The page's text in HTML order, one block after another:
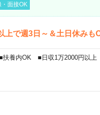
面接OK
で週3日～＆土日休みも
養内OK ■日収1万2000円以上